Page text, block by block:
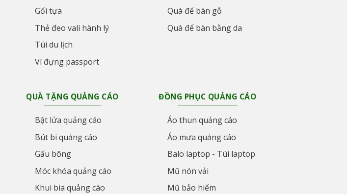
Gối tựa
Thẻ đeo vali hành lý
Túi du lịch
Ví đựng passport
Quà để bàn gỗ
Quà để bàn bằng da
QUÀ TẶNG QUẢNG CÁO
Bật lửa quảng cáo
Bút bi quảng cáo
Gấu bông
Móc khóa quảng cáo
Khui bia quảng cáo
ĐỒNG PHỤC QUẢNG CÁO
Áo thun quảng cáo
Áo mưa quảng cáo
Balo laptop - Túi laptop
Mũ nón vải
Mũ bảo hiểm